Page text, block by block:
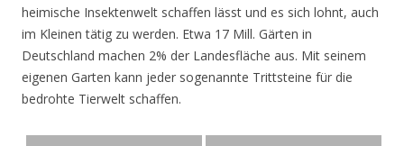
heimische Insektenwelt schaffen lässt und es sich lohnt, auch
im Kleinen tätig zu werden. Etwa 17 Mill. Gärten in
Deutschland machen 2% der Landesfläche aus. Mit seinem
eigenen Garten kann jeder sogenannte Trittsteine für die
bedrohte Tierwelt schaffen.